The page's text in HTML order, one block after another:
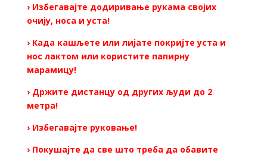
› Избегавајте додиривање рукама својих
очију, носа и уста!
› Када кашљете или лијате покријте уста и
нос лактом или користите папирну
марамицу!
› Држите дистанцу од других људи до 2
метра!
› Избегавајте руковање!
› Покушајте да све што треба да обавите